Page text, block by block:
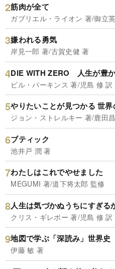
筋肉が全て
ガブリエル・ライオン 著/御立
嫌われる勇気
岸見一郎 著/古賀史健 著
DIE WITH ZERO 人生が豊
ビル・パーキンス 著/児島 修 訳
やりたいことが見つかる 世
ジョン・ストレルキー 著/鹿田
ブティック
池井戸 潤 著
わたしはこれでやせました
MEGUMI 著/道下将太郎 監修
人生は気づかぬうちにすぎる
クリス・ギレボー 著/児島 修 訳
地図で学ぶ「深読み」世界史
伊藤 敏 著